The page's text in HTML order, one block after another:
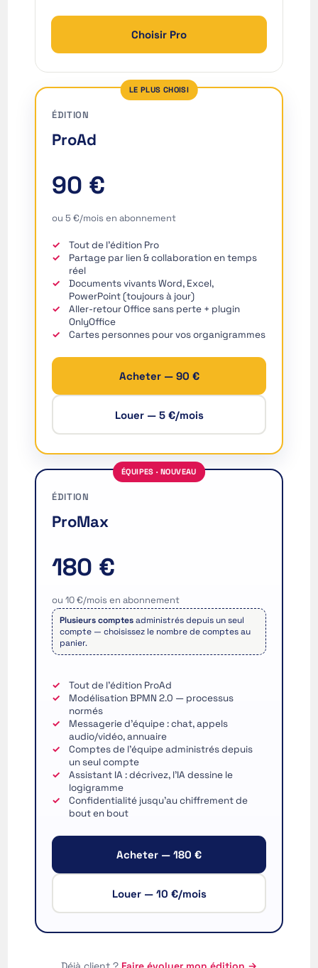
Choisir Pro
LE PLUS CHOISI
ÉDITION
ProAd
90 €
ou 5 €/mois en abonnement
Tout de l’édition Pro
Partage par lien & collaboration en temps
réel
Documents vivants Word, Excel,
PowerPoint (toujours à jour)
Aller-retour Office sans perte + plugin
OnlyOffice
Cartes personnes pour vos organigrammes
Acheter — 90 €
Louer — 5 €/mois
ÉQUIPES · NOUVEAU
ÉDITION
ProMax
180 €
ou 10 €/mois en abonnement
Plusieurs comptesadministrés depuis un seul
compte — choisissez le nombre de comptes au
panier.
Tout de l’édition ProAd
Modélisation BPMN 2.0 — processus
normés
Messagerie d’équipe : chat, appels
audio/vidéo, annuaire
Comptes de l’équipe administrés depuis
un seul compte
Assistant IA : décrivez, l’IA dessine le
logigramme
Confidentialité jusqu’au chiffrement de
bout en bout
Acheter — 180 €
Louer — 10 €/mois
日本語
한국어
Русский
Polski
العربية
English (US)
English (Canada)
English (Australia)
English (New Zealand)
English (South Africa)
English (India)
Deutsch (Österreich)
Nederlands (België)
繁體中文
香港中文
العربية (مصر)
Français de Belgique